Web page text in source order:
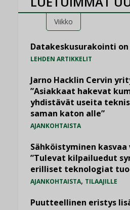
Viikko
Datakeskusurakointi
LEHDEN ARTIKKELIT
Jarno Hacklin Cervin
”Asiakkaat hakevat
yhdistävät useita
saman katon alle”
AJANKOHTAISTA
Sähköistyminen
”Tulevat kilpailuedut
erilliset teknologiat
AJANKOHTAISTA, TILAAJILLE
Puutteellinen eristys